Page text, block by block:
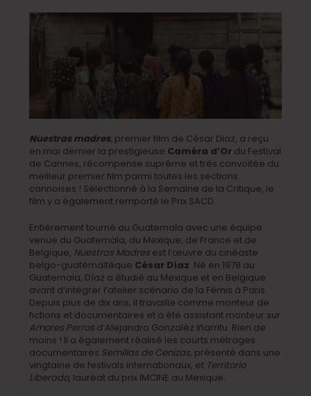
Nuestras madres, premier film de César Diaz, a reçu
en mai dernier la prestigieuse Caméra d’Or du Festival
de Cannes, récompense suprême et très convoitée du
meilleur premier film parmi toutes les sections
cannoises ! Sélectionné à la Semaine de la Critique, le
film y a également remporté le Prix SACD.
Entièrement tourné au Guatemala avec une équipe
venue du Guatemala, du Mexique, de France et de
Belgique, Nuestras Madres est l’œuvre du cinéaste
belgo-guatémaltèque César Díaz. Né en 1978 au
Guatemala, Díaz a étudié au Mexique et en Belgique
avant d’intégrer l’atelier scénario de la Fémis à Paris.
Depuis plus de dix ans, il travaille comme monteur de
fictions et documentaires et a été assistant monteur sur
Amores Perros d’Alejandro Gonzaléz Iñarritu. Rien de
moins ! Il a également réalisé les courts métrages
documentaires Semillas de Cenizas, présenté dans une
vingtaine de festivals internationaux, et Territorio
Liberado, lauréat du prix IMCINE au Mexique.